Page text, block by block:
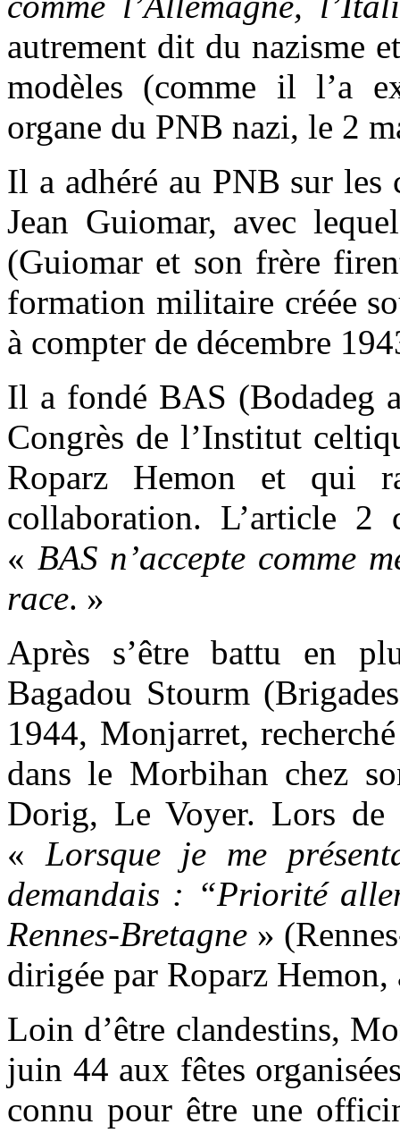
autrement dit du nazisme
modèles (comme il l’a
organe du PNB nazi, le 2
Il a adhéré au PNB sur les
Jean Guiomar, avec
(Guiomar et son frère
formation militaire créée
à compter de décembre
Il a fondé BAS (Bodadeg
Congrès de l’Institut
Roparz Hemon et qui
collaboration. L’article
« BAS n’accepte comme
race. »
Après s’être battu en
Bagadou Stourm
1944, Monjarret,
dans le Morbihan chez
Dorig, Le Voyer. Lors de
« Lorsque je me
demandais : “Priorité
Rennes-Bretagne »
dirigée par Roparz
Loin d’être clandestins,
juin 44 aux fêtes
connu pour être une